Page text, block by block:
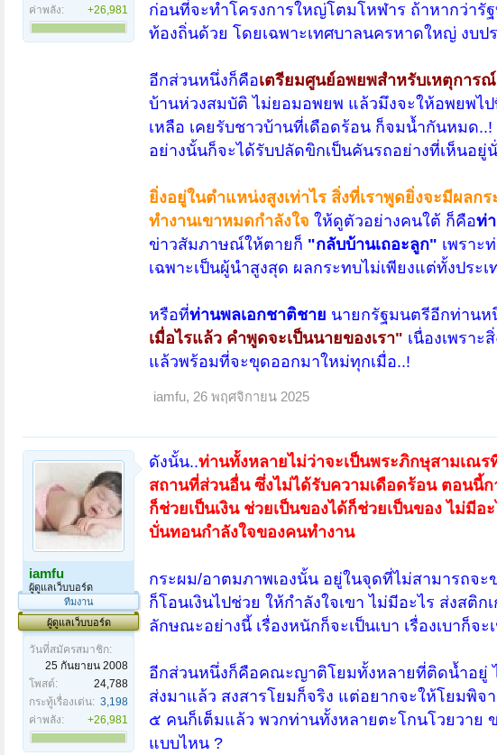
ค่าพลัง:
+26,981
ก่อนที่จะทำโครงการใหญ่โตมโหฬาร ถ้าหากว่ารั
ท้องถิ่นด้วย โดยเฉพาะเทศบาลนครหาดใหญ่ งบป
อีกส่วนหนึ่งก็คือเตรียมศูนย์อพยพสำหรับเหตุการ
บ้านห่วงสมบัติ ไม่ยอมอพยพ แล้วมึงจะให้อพยพไ
เหลือ เคยรับชาวบ้านที่เดือดร้อน ก็จมน้ำกันหมด
อย่างนั้นก็จะได้รับปลัดขิกเป็นคันรถอย่างที่เห็นอยู่
ยิ่งอยู่ในตำแหน่งสูงเท่าไร สิ่งที่เราพูดยิ่งจะมีผล
ทำงานเขาหมดกำลังใจ ให้ดูตัวอย่างคนใต้ ก็คือท่
ข่าวสัมภาษณ์ให้ตายก็ "กลับบ้านเถอะลูก" เพราะ
เฉพาะเป็นผู้นำสูงสุด ผลกระทบไม่เพียงแต่ทั้งประ
หรือที่ท่านพลเอกชาติชาย นายกรัฐมนตรีอีกท่านห
เมื่อไรแล้ว คำพูดจะเป็นนายของเรา" เนื่องเพรา
แล้วพร้อมที่จะขุดออกมาใหม่ทุกเมื่อ..!
iamfu, 26 พฤศจิกายน 2025
iamfu
ผู้ดูแลเว็บบอร์ด
ทีมงาน
ผู้ดูแลเว็บบอร์ด
วันที่สมัครสมาชิก:
25 กันยายน 2008
โพสต์:
24,788
กระทู้เรื่องเด่น: 3,198
ค่าพลัง:
+26,981
ดังนั้น..ท่านทั้งหลายไม่ว่าจะเป็นพระภิกษุสามเณ
สถานที่ส่วนอื่น ซึ่งไม่ได้รับความเดือดร้อน ตอนนี้ก
ก็ช่วยเป็นเงิน ช่วยเป็นของได้ก็ช่วยเป็นของ ไม่มี
บั่นทอนกำลังใจของคนทำงาน
กระผม/อาตมภาพเองนั้น อยู่ในจุดที่ไม่สามารถจ
ก็โอนเงินไปช่วย ให้กำลังใจเขา ไม่มีอะไร ส่งสติ
ลักษณะอย่างนี้ เรื่องหนักก็จะเป็นเบา เรื่องเบาก็จะ
อีกส่วนหนึ่งก็คือคณะญาติโยมทั้งหลายที่ติดน้ำอยู่
ส่งมาแล้ว สงสารโยมก็จริง แต่อยากจะให้โยมพิ
๕ คนก็เต็มแล้ว พวกท่านทั้งหลายตะโกนโวยวาย
แบบไหน ?